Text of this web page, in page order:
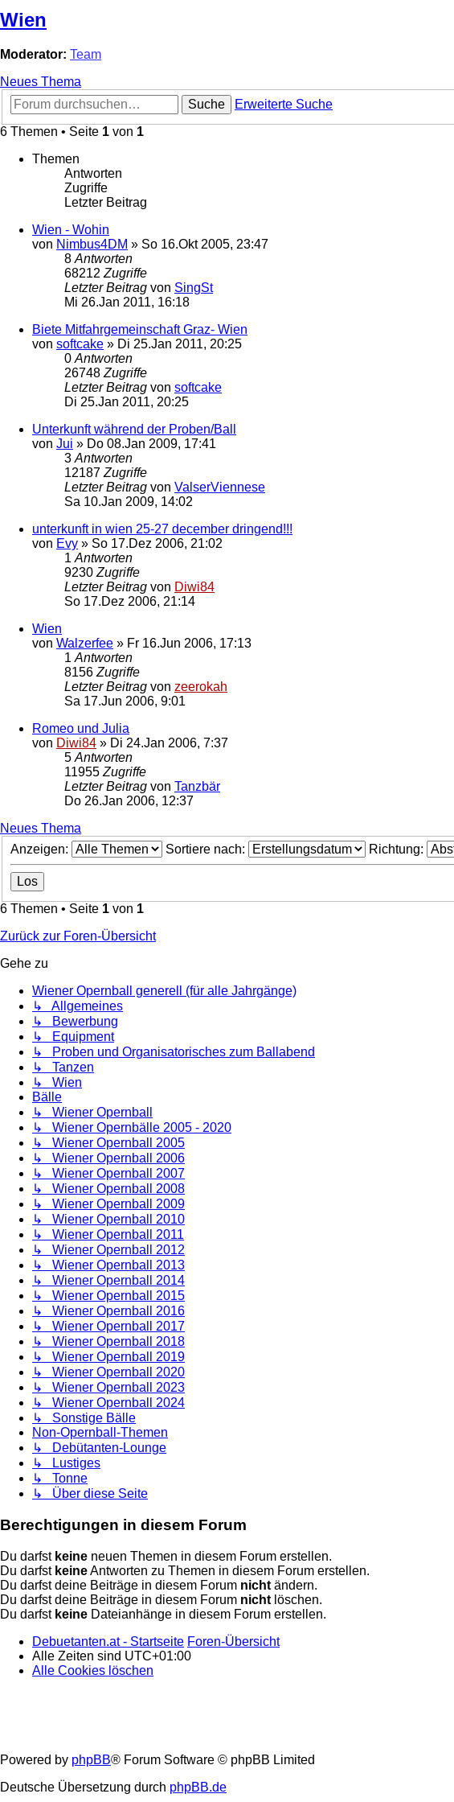
Wien
Moderator: Team
Neues Thema
Suche
Erweiterte Suche
6 Themen • Seite 1 von 1
Themen
Antworten
Zugriffe
Letzter Beitrag
Wien - Wohin
von Nimbus4DM » So 16.Okt 2005, 23:47
8 Antworten
68212 Zugriffe
Letzter Beitrag von SingSt
Mi 26.Jan 2011, 16:18
Biete Mitfahrgemeinschaft Graz- Wien
von softcake » Di 25.Jan 2011, 20:25
0 Antworten
26748 Zugriffe
Letzter Beitrag von softcake
Di 25.Jan 2011, 20:25
Unterkunft während der Proben/Ball
von Jui » Do 08.Jan 2009, 17:41
3 Antworten
12187 Zugriffe
Letzter Beitrag von ValserViennese
Sa 10.Jan 2009, 14:02
unterkunft in wien 25-27 december dringend!!!
von Evy » So 17.Dez 2006, 21:02
1 Antworten
9230 Zugriffe
Letzter Beitrag von Diwi84
So 17.Dez 2006, 21:14
Wien
von Walzerfee » Fr 16.Jun 2006, 17:13
1 Antworten
8156 Zugriffe
Letzter Beitrag von zeerokah
Sa 17.Jun 2006, 9:01
Romeo und Julia
von Diwi84 » Di 24.Jan 2006, 7:37
5 Antworten
11955 Zugriffe
Letzter Beitrag von Tanzbär
Do 26.Jan 2006, 12:37
Neues Thema
Anzeigen:
Sortiere nach: Richtung:
6 Themen • Seite 1 von 1
Zurück zur Foren-Übersicht
Gehe zu
Wiener Opernball generell (für alle Jahrgänge)
↳ Allgemeines
↳ Bewerbung
↳ Equipment
↳ Proben und Organisatorisches zum Ballabend
↳ Tanzen
↳ Wien
Bälle
↳ Wiener Opernball
↳ Wiener Opernbälle 2005 - 2020
↳ Wiener Opernball 2005
↳ Wiener Opernball 2006
↳ Wiener Opernball 2007
↳ Wiener Opernball 2008
↳ Wiener Opernball 2009
↳ Wiener Opernball 2010
↳ Wiener Opernball 2011
↳ Wiener Opernball 2012
↳ Wiener Opernball 2013
↳ Wiener Opernball 2014
↳ Wiener Opernball 2015
↳ Wiener Opernball 2016
↳ Wiener Opernball 2017
↳ Wiener Opernball 2018
↳ Wiener Opernball 2019
↳ Wiener Opernball 2020
↳ Wiener Opernball 2023
↳ Wiener Opernball 2024
↳ Sonstige Bälle
Non-Opernball-Themen
↳ Debütanten-Lounge
↳ Lustiges
↳ Tonne
↳ Über diese Seite
Berechtigungen in diesem Forum
Du darfst keine neuen Themen in diesem Forum erstellen.
Du darfst keineAntworten zu Themen in diesem Forum erstellen.
Du darfst deine Beiträge in diesem Forum nicht ändern.
Du darfst deine Beiträge in diesem Forum nicht löschen.
Du darfst keine Dateianhänge in diesem Forum erstellen.
Debuetanten.at - Startseite Foren-Übersicht
Alle Zeiten sind UTC+01:00
Alle Cookies löschen
Powered by phpBB® Forum Software © phpBB Limited
Deutsche Übersetzung durch phpBB.de